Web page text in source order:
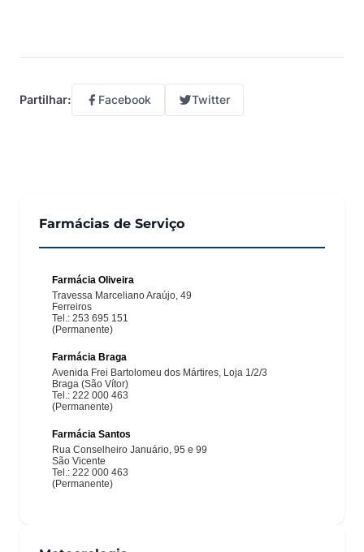
Partilhar: Facebook Twitter
Farmácias de Serviço